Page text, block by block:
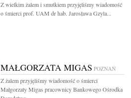
Z wielkim żalem i smutkiem przyjęliśmy wiadomość
o śmierci prof. UAM dr hab. Jarosława Gzyla...
MAŁGORZATA MIGAS POZNAŃ
Z żalem przyjęliśmy wiadomość o śmierci
Małgorzaty Migas pracownicy Bankowego Ośrodka